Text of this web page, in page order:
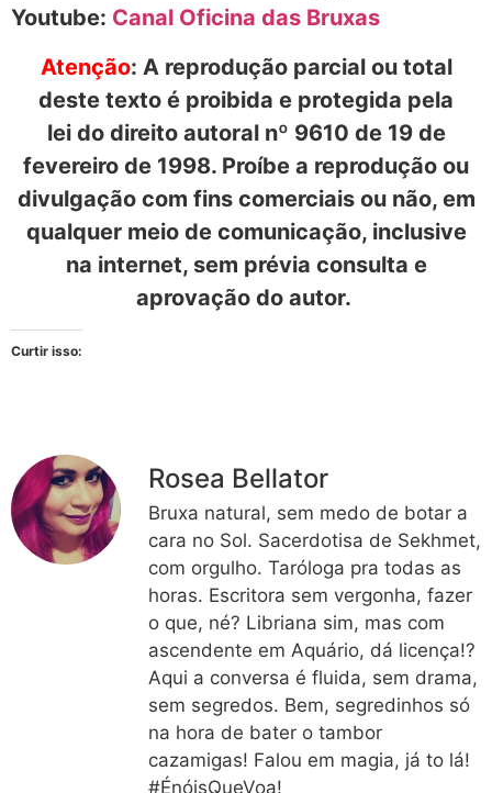
Youtube: Canal Oficina das Bruxas
Atenção: A reprodução parcial ou total
deste texto é proibida e protegida pela
lei do direito autoral nº 9610 de 19 de
fevereiro de 1998. Proíbe a reprodução ou
divulgação com fins comerciais ou não, em
qualquer meio de comunicação, inclusive
na internet, sem prévia consulta e
aprovação do autor.
Curtir isso:
Rosea Bellator
Bruxa natural, sem medo de botar a
cara no Sol. Sacerdotisa de Sekhmet,
com orgulho. Taróloga pra todas as
horas. Escritora sem vergonha, fazer
o que, né? Libriana sim, mas com
ascendente em Aquário, dá licença!?
Aqui a conversa é fluida, sem drama,
sem segredos. Bem, segredinhos só
na hora de bater o tambor
cazamigas! Falou em magia, já to lá!
#ÉnóisQueVoa!